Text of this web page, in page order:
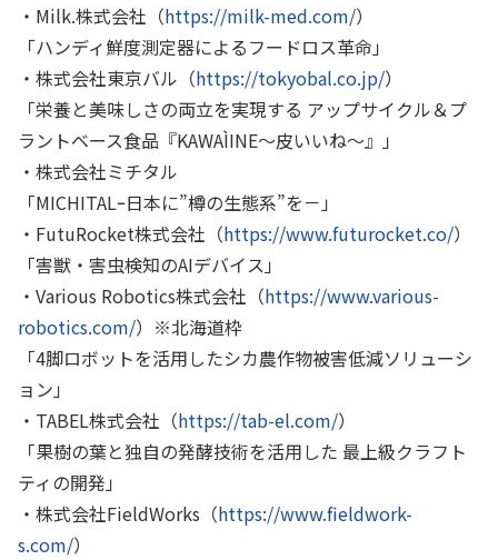
・ Milk.株式会社（https://milk-med.com/）
「ハンディ鮮度測定器によるフードロス革命」
・株式会社東京バル（https://tokyobal.co.jp/）
「栄養と美味しさの両立を実現する アップサイクル＆プ
ラントベース食品『KAWAÌINE～皮いいね～』」
・株式会社ミチタル
「MICHITALｰ日本に”樽の生態系”を－」
・ FutuRocket株式会社（https://www.futurocket.co/）
「害獣・害虫検知のAIデバイス」
・ Various Robotics株式会社（https://www.various-
robotics.com/）※北海道枠
「4脚ロボットを活用したシカ農作物被害低減ソリューシ
ョン」
・ TABEL株式会社（https://tab-el.com/）
「果樹の葉と独自の発酵技術を活用した 最上級クラフト
ティの開発」
・株式会社FieldWorks （https://www.fieldwork-
s.com/）